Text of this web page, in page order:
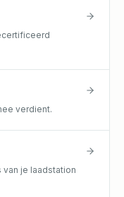
verdient.
je laadstation